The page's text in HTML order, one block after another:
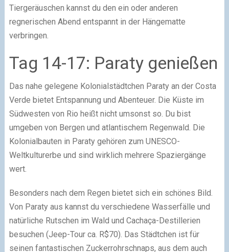
Tiergeräuschen kannst du den ein oder anderen
regnerischen Abend entspannt in der Hängematte
verbringen.
Tag 14-17: Paraty genießen
Das nahe gelegene Kolonialstädtchen Paraty an der Costa
Verde bietet Entspannung und Abenteuer. Die Küste im
Südwesten von Rio heißt nicht umsonst so. Du bist
umgeben von Bergen und atlantischem Regenwald. Die
Kolonialbauten in Paraty gehören zum UNESCO-
Weltkulturerbe und sind wirklich mehrere Spaziergänge
wert.
Besonders nach dem Regen bietet sich ein schönes Bild.
Von Paraty aus kannst du verschiedene Wasserfälle und
natürliche Rutschen im Wald und Cachaça-Destillerien
besuchen (Jeep-Tour ca. R$70). Das Städtchen ist für
seinen fantastischen Zuckerrohrschnaps, aus dem auch